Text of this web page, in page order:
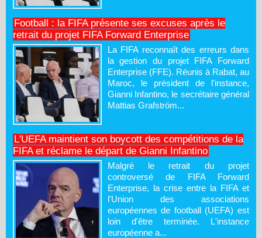
Football : la FIFA présente ses excuses après le
retrait du projet FIFA Forward Enterprise
La FIFA reconnaît des erreurs dans
la gestion du projet FIFA Forward
Enterprise (FFE). Réunis à Rabat, au
Maroc, le président de l'instance,
Gianni Infantino, le secrétaire général
Mattias Grafström...
L'UEFA maintient son boycott des compétitions de la
FIFA et réclame le départ de Gianni Infantino
Malgré le retrait du projet
controversé de FIFA Forward
Enterprise, la crise entre la FIFA et
l'Union des associations
européennes de football (UEFA) est
loin d'être terminée. L'instance
européenne a...